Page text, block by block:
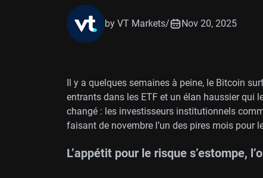
by VT Markets/ Nov 20, 2025
Il y a quelques semaines à peine, le Bitcoin
entrants dans les ETF et un élan haussier qui
changé : les investisseurs institutionnels
faisant de novembre l’un des pires mois pour
L’appétit pour le risque s’estompe,